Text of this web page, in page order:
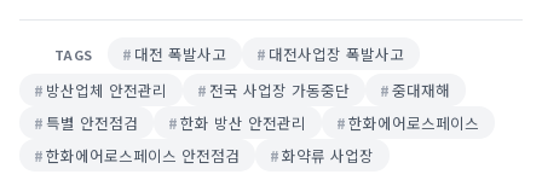
TAGS 대전 폭발사고
대전사업장 폭발사고
방산업체 안전관리
전국 사업장 가동중단
중대재해
특별 안전점검
한화 방산 안전관리
한화에어로스페이스
한화에어로스페이스 안전점검
화약류 사업장